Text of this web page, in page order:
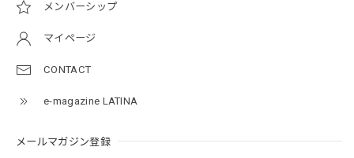
メンバーシップ
マイページ
CONTACT
e-magazine LATINA
メールマガジン登録